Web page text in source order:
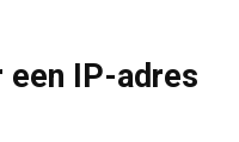
een IP-adres